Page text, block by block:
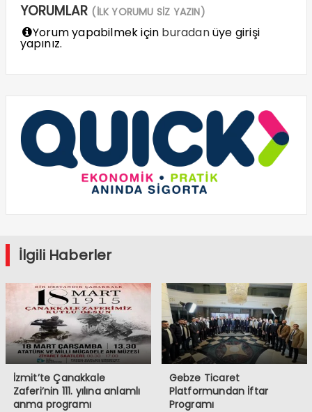
YORUMLAR (İLK YORUMU SİZ YAZIN)
Yorum yapabilmek için buradanüye girişi
yapınız.
İlgili Haberler
İzmit’te Çanakkale
Zaferi’nin 111. yılına anlamlı
anma programı
Gebze Ticaret
Platformundan İftar
Programı